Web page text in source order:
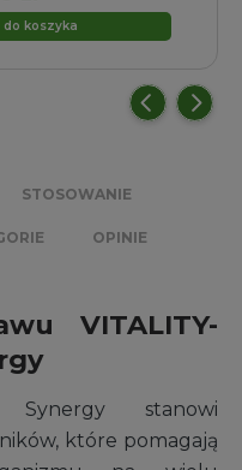
cena
do koszyka
STOSOWANIE
OPINIE
VITALITY-
Synergy stanowi
które pomagają